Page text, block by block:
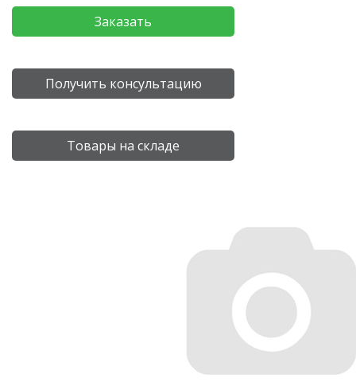
Заказать
Получить консультацию
Товары на складе